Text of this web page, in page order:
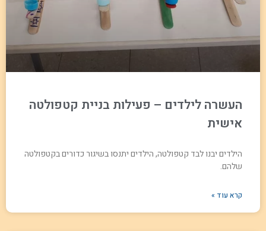
העשרה לילדים – פעילות בניית קטפולטה
אישית
הילדים יבנו לבד קטפולטה, הילדים יתנסו בשיגור כדורים בקטפולטה
שלהם.
קרא עוד »